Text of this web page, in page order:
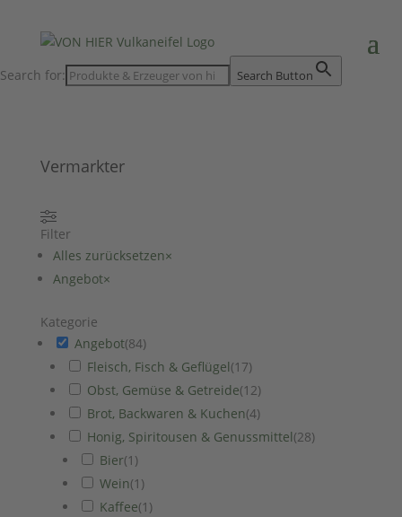
Search for: Search Button
Vermarkter
Filter
Alles zurücksetzen×
Angebot×
Kategorie
Angebot(84)
Fleisch, Fisch & Geflügel(17)
Obst, Gemüse & Getreide(12)
Brot, Backwaren & Kuchen(4)
Honig, Spiritousen & Genussmittel(28)
Bier(1 )
Wein(1 )
Kaffee(1 )